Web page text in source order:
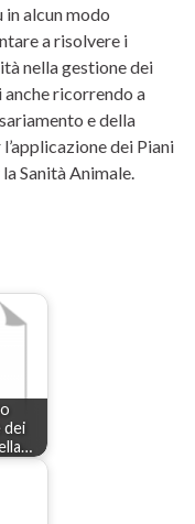
in alcun modo
a risolvere i
nella gestione dei
ricorrendo a
e della
dei Piani
Sanità Animale.
dei